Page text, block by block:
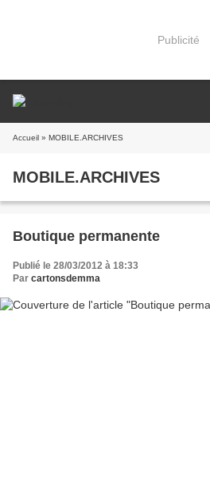
Publicité
Accueil » MOBILE.ARCHIVES
MOBILE.ARCHIVES
Boutique permanente
Publié le 28/03/2012 à 18:33
Par cartonsdemma